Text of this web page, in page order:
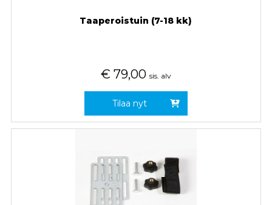
Taaperoistuin (7-18 kk)
€ 79,00 sis. alv
Tilaa nyt